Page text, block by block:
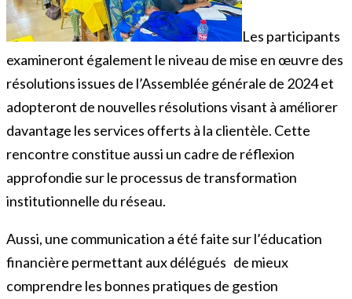
Les participants
examineront également le niveau de mise en œuvre des
résolutions issues de l’Assemblée générale de 2024 et
adopteront de nouvelles résolutions visant à améliorer
davantage les services offerts à la clientèle. Cette
rencontre constitue aussi un cadre de réflexion
approfondie sur le processus de transformation
institutionnelle du réseau.
Aussi, une communication a été faite sur l’éducation
financière permettant aux délégués de mieux
comprendre les bonnes pratiques de gestion